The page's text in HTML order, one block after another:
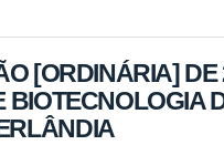
[ORDINÁRIA]
BIOTECNOLOGIA